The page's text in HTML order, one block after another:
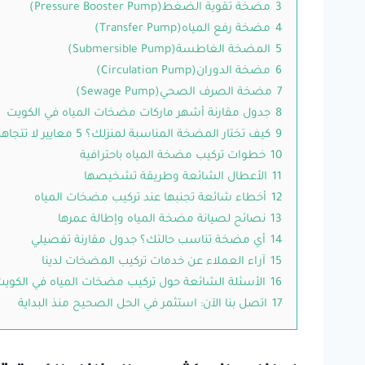
3 مضخة تقوية الضغط(Pressure Booster Pump)
4 مضخة رفع المياه(Transfer Pump)
5 المضخة الغاطسة(Submersible Pump)
6 مضخة الدوران(Circulation Pump)
7 مضخة الصرف الصحي(Sewage Pump)
8 جدول مقارنة أشهر ماركات مضخات المياه في الكويت
9 كيف تختار المضخة المناسبة لمنزلك؟ 5 معايير لا تتجاهلها
10 خطوات تركيب مضخة المياه باحترافية
11 الأعطال الشائعة وطريقة تشخيصها
12 أخطاء شائعة تجنبها عند تركيب مضخات المياه
13 نصائح لصيانة مضخة المياه وإطالة عمرها
14 أي مضخة تناسب حالتك؟ جدول مقارنة تفصيلي
15 آراء العملاء عن خدمات تركيب المضخات لدينا
16 الأسئلة الشائعة حول تركيب مضخات المياه في
17 اتصل بنا الآن: استثمر في الحل الصحيح منذ البداية